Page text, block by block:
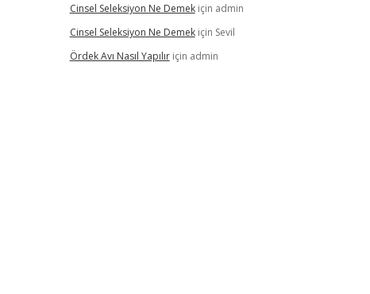
Cinsel Seleksiyon Ne Demekiçin admin
Cinsel Seleksiyon Ne Demekiçin Sevil
Ördek Avı Nasıl Yapılıriçin admin